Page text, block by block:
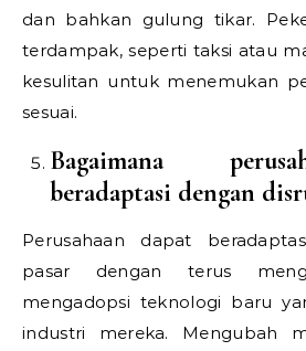
dan bahkan gulung tikar.
terdampak, seperti taksi atau
kesulitan untuk menemukan
sesuai.
Bagaimana
beradaptasi dengan
Perusahaan dapat
pasar dengan terus
mengadopsi teknologi baru
industri mereka. Mengubah